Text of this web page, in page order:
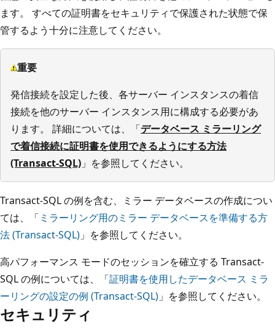
ます。 すべての証明書をセキュリティで保護された状態で保
管するよう十分に注意してください。
重要
発信接続を設定した後、各サーバー インスタンスの着信
接続を他のサーバー インスタンス用に構成する必要があ
ります。 詳細については、「データベース ミラーリング
で着信接続に証明書を使用できるようにする方法
(Transact-SQL) 」を参照してください。
Transact-SQL の例を含む、ミラー データベースの作成につい
ては、「 ミラーリング用のミラー データベースを準備する方
法 (Transact-SQL) 」を参照してください。
高パフォーマンス モードのセッションを確立する Transact-
SQL の例については、「証明書を使用したデータベース ミラ
ーリングの設定の例 (Transact-SQL) 」を参照してください。
セキュリティ